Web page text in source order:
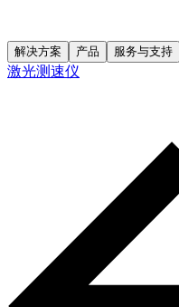
解决方案 产品 服务与支持
激光测速仪